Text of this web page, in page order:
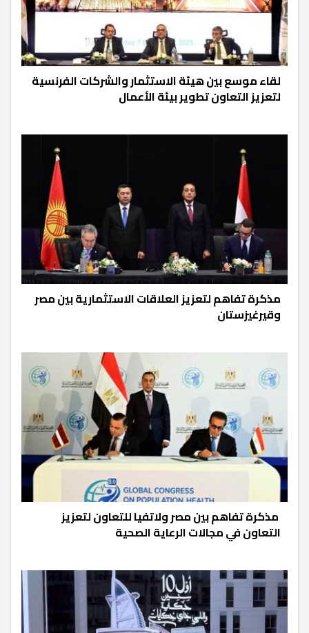
لقاء موسع بين هيئة الاستثمار والشركات الفرنسية
لتعزيز التعاون تطوير بيئة الأعمال
مذكرة تفاهم لتعزيز العلاقات الاستثمارية بين مصر
وقيرغيزستان
مذكرة تفاهم بين مصر ولاتفيا للتعاون لتعزيز
التعاون في مجالات الرعاية الصحية